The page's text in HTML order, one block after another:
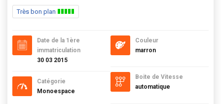
Très bon plan
Date de la 1ère
immatriculation
30 03 2015
Catégorie
Monoespace
Couleur
marron
Boite de Vitesse
automatique